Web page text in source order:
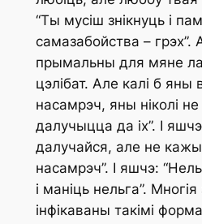
“Ты мусіш знікнуць і
самазабойства – грэх”.
прымальны для мяне
цэлібат. Але калі б яны
насамрэч, яны ніколі не
далучыцца да іх”. І
далучайся, але не
насамрэч”. І яшчэ:
і маніць нельга”.
інфікаваны такімі